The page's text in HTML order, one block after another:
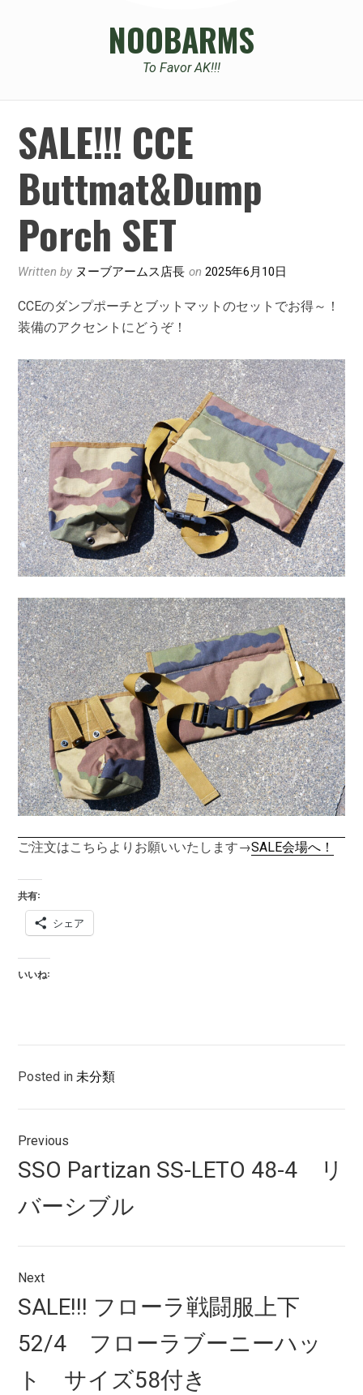
NOOBARMS
To Favor AK!!!
SALE!!! CCE
Buttmat&Dump
Porch SET
Written by ヌーブアームス店長 on2025年6月10日
CCEのダンプポーチとブットマットのセットでお得～！
装備のアクセントにどうぞ！
ご注文はこちらよりお願いいたします→SALE会場へ！
共有:
シェア
いいね:
Posted in未分類
稿
ナ
ビ
ゲ
ー
シ
ョ
ン
Previous
Previous
post:
SSO Partizan SS-LETO 48-4 リ
バーシブル
Next
Next
post:
SALE!!! フローラ戦闘服上下
52/4 フローラブーニーハッ
ト サイズ58付き